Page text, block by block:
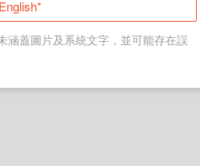
English*
涵蓋圖片及系統文字，並可能存在誤